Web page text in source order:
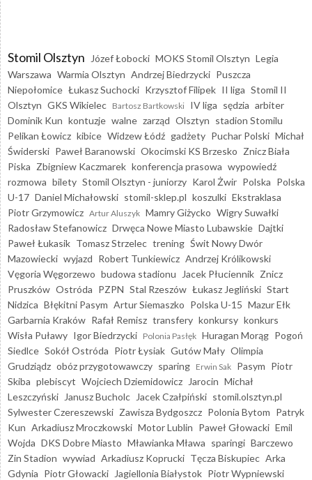
Stomil Olsztyn Józef Łobocki MOKS Stomil Olsztyn Legia
Warszawa Warmia Olsztyn Andrzej Biedrzycki Puszcza
Niepołomice Łukasz Suchocki Krzysztof Filipek II liga Stomil II
Olsztyn GKS Wikielec Bartosz Bartkowski IV liga sędzia arbiter
Dominik Kun kontuzje walne zarząd Olsztyn stadion Stomilu
Pelikan Łowicz kibice Widzew Łódź gadżety Puchar Polski Michał
Świderski Paweł Baranowski Okocimski KS Brzesko Znicz Biała
Piska Zbigniew Kaczmarek konferencja prasowa wypowiedź
rozmowa bilety Stomil Olsztyn - juniorzy Karol Żwir Polska Polska
U-17 Daniel Michałowski stomil-sklep.pl koszulki Ekstraklasa
Piotr Grzymowicz Artur Aluszyk Mamry Giżycko Wigry Suwałki
Radosław Stefanowicz Drwęca Nowe Miasto Lubawskie Dajtki
Paweł Łukasik Tomasz Strzelec trening Świt Nowy Dwór
Mazowiecki wyjazd Robert Tunkiewicz Andrzej Królikowski
Vęgoria Węgorzewo budowa stadionu Jacek Płuciennik Znicz
Pruszków Ostróda PZPN Stal Rzeszów Łukasz Jegliński Start
Nidzica Błękitni Pasym Artur Siemaszko Polska U-15 Mazur Ełk
Garbarnia Kraków Rafał Remisz transfery konkursy konkurs
Wisła Puławy Igor Biedrzycki Polonia Pasłęk Huragan Morąg Pogoń
Siedlce Sokół Ostróda Piotr Łysiak Gutów Mały Olimpia
Grudziądz obóz przygotowawczy sparing Erwin Sak Pasym Piotr
Skiba plebiscyt Wojciech Dziemidowicz Jarocin Michał
Leszczyński
Janusz Bucholc Jacek Czałpiński stomil.olsztyn.pl
Sylwester Czereszewski Zawisza Bydgoszcz Polonia Bytom Patryk
Kun Arkadiusz Mroczkowski Motor Lublin Paweł Głowacki Emil
Wojda DKS Dobre Miasto Mławianka Mława sparingi Barczewo
Zin Stadion wywiad Arkadiusz Koprucki Tęcza Biskupiec Arka
Gdynia Piotr Głowacki Jagiellonia Białystok Piotr Wypniewski